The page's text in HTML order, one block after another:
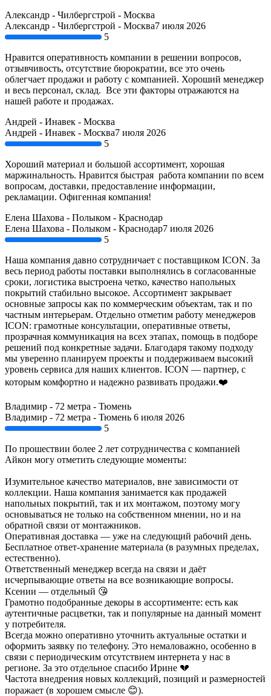
Александр - Чилбергстрой - Москва
Александр - Чилбергстрой - Москва7 июля 2026
5
Нравится оперативность компании в решении вопросов,
отзывчивость, отсутствие бюрократии, все это очень
облегчает продажи и работу с компанией. Хороший менеджер
и весь персонал, склад. Все эти факторы отражаются на
нашей работе и продажах.
Андрей - Инавек - Москва
Андрей - Инавек - Москва7 июля 2026
5
Хороший материал и большой ассортимент, хорошая
маржинальность. Нравится быстрая работа компании по всем
вопросам, доставки, предоставление информации,
рекламации. Офигенная компания!
Елена Шахова - Полыком - Краснодар
Елена Шахова - Полыком - Краснодар7 июля 2026
5
Наша компания давно сотрудничает с поставщиком ICON. За
весь период работы поставки выполнялись в согласованные
сроки, логистика выстроена четко, качество напольных
покрытий стабильно высокое. Ассортимент закрывает
основные запросы как по коммерческим объектам, так и по
частным интерьерам. Отдельно отметим работу менеджеров
ICON: грамотные консультации, оперативные ответы,
прозрачная коммуникация на всех этапах, помощь в подборе
решений под конкретные задачи. Благодаря такому подходу
мы уверенно планируем проекты и поддерживаем высокий
уровень сервиса для наших клиентов. ICON — партнер, с
которым комфортно и надежно развивать продажи.❤️
Владимир - 72 метра - Тюмень
Владимир - 72 метра - Тюмень 6 июля 2026
5
По прошествии более 2 лет сотрудничества с компанией
Айкон могу отметить следующие моменты:
Изумительное качество материалов, вне зависимости от
коллекции. Наша компания занимается как продажей
напольных покрытий, так и их монтажом, поэтому могу
основываться не только на собственном мнении, но и на
обратной связи от монтажников.
Оперативная доставка — уже на следующий рабочий день.
Бесплатное ответ-хранение материала (в разумных пределах,
естественно).
Ответственный менеджер всегда на связи и даёт
исчерпывающие ответы на все возникающие вопросы.
Ксении — отдельный 😘
Грамотно подобранные декоры в ассортименте: есть как
аутентичные расцветки, так и популярные на данный момент
у потребителя.
Всегда можно оперативно уточнить актуальные остатки и
оформить заявку по телефону. Это немаловажно, особенно в
связи с периодическим отсутствием интернета у нас в
регионе. За это отдельное спасибо Ирине 💔
Частота внедрения новых коллекций, позиций и размерностей
поражает (в хорошем смысле 😊).